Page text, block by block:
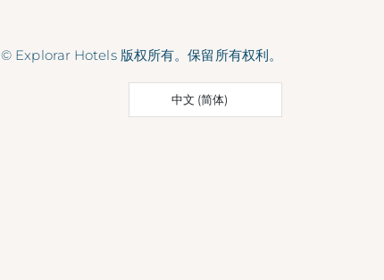
© Explorar Hotels 版权所有。保留所有权利。
中文 (简体)